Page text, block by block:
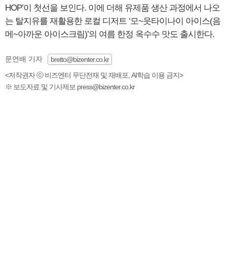
HOP’이 첫선을 보인다. 이에 더해 유제품 생산 과정에서 나오
는 탈지유를 재활용한 로컬 디저트 ‘모~읏타이나이 아이스(음
메~아까운 아이스크림)’의 여름 한정 옥수수 맛도 출시한다.
문연배 기자
bretto@bizenter.co.kr
<저작권자 ⓒ 비즈엔터 무단전재 및 재배포, AI학습 이용 금지>
※ 보도자료 및 기사제보 press@bizenter.co.kr